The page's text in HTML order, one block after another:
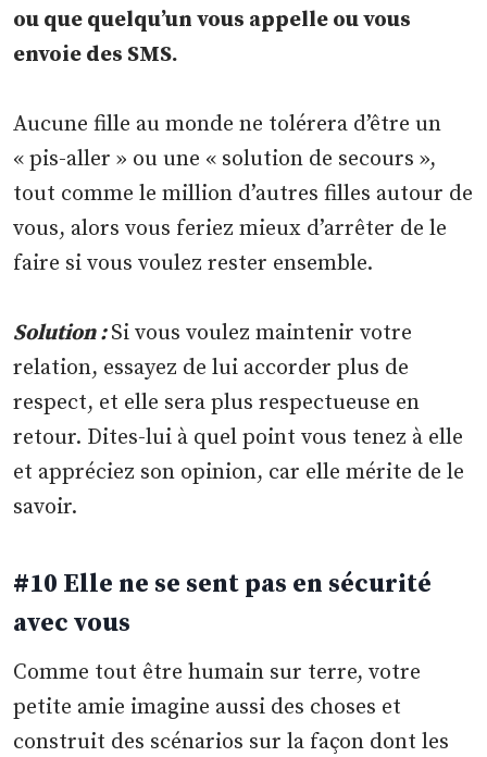
ou que quelqu’un vous appelle ou vous
envoie des SMS.
Aucune fille au monde ne tolérera d’être un
« pis-aller » ou une « solution de secours »,
tout comme le million d’autres filles autour de
vous, alors vous feriez mieux d’arrêter de le
faire si vous voulez rester ensemble.
Solution :Si vous voulez maintenir votre
relation, essayez de lui accorder plus de
respect, et elle sera plus respectueuse en
retour. Dites-lui à quel point vous tenez à elle
et appréciez son opinion, car elle mérite de le
savoir.
#10 Elle ne se sent pas en sécurité
avec vous
Comme tout être humain sur terre, votre
petite amie imagine aussi des choses et
construit des scénarios sur la façon dont les